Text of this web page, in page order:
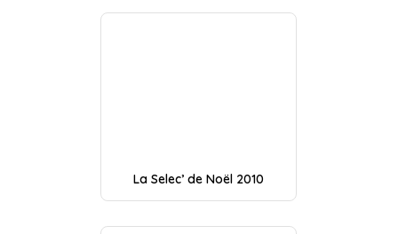
La Selec’ de Noël 2010